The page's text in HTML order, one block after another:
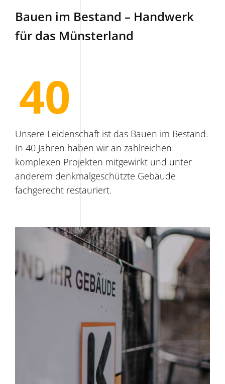
Bauen im Bestand – Handwerk
für das Münsterland
40
Unsere Leidenschaft ist das Bauen im Bestand.
In 40 Jahren haben wir an zahlreichen
komplexen Projekten mitgewirkt und unter
anderem denkmalgeschützte Gebäude
fachgerecht restauriert.